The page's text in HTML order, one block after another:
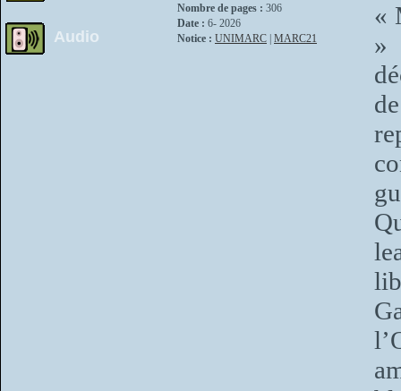
Audio
Nombre de pages : 306
Date : 6- 2026
Notice : UNIMARC MARC21
«
»